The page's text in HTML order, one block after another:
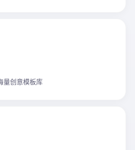
量创意模板库